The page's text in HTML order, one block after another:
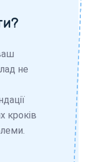
не
кроків